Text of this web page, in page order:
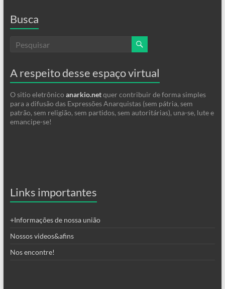
Busca
A respeito desse espaço virtual
O sitio eletrônico anarkio.netquer contribuir de forma simples
para a difusão das Expressões Anarquistas (sem pátria, sem
patrão, sem religião, sem partidos, sem autoritárias), una-se, lute e
emancipe-se!
Links importantes
+Informações de nossa união
Nossos videos&afins
Nos encontre!